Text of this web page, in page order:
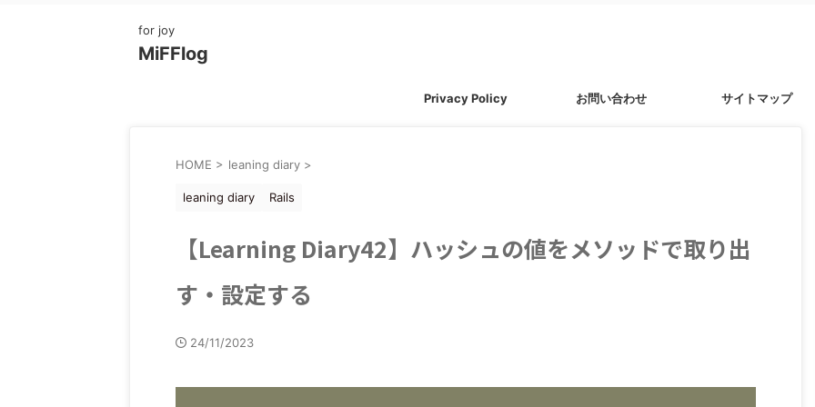
for joy
MiFFlog
Privacy Policy お問い合わせ サイトマップ
HOME > leaning diary >
leaning diary Rails
【Learning Diary42】ハッシュの値をメソッドで取り出
す・設定する
24/11/2023